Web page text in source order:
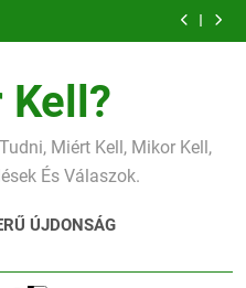
az alacsony vas?
vérnyomás?
a magas vérnyomás?
az alacsony vas?
Miért fáj a váll?
vérnyomás?
Miért Kell, Mikor Kell,
És Válaszok.
ÚJDONSÁG